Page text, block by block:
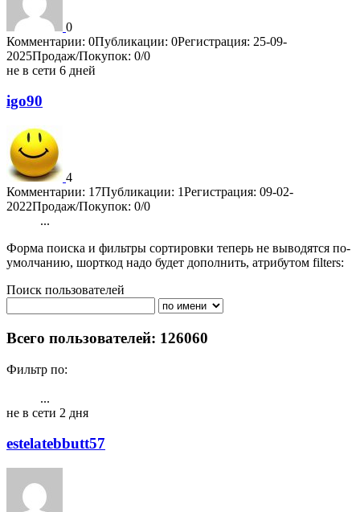
0
Комментарии: 0Публикации: 0Регистрация: 25-09-
2025Продаж/Покупок: 0/0
не в сети 6 дней
igo90
4
Комментарии: 17Публикации: 1Регистрация: 09-02-
2022Продаж/Покупок: 0/0
...
Форма поиска и фильтры сортировки теперь не выводятся по-
умолчанию, шорткод надо будет дополнить, атрибутом filters:
Поиск пользователей
Всего пользователей: 126060
Фильтр по:
...
не в сети 2 дня
estelatebbutt57